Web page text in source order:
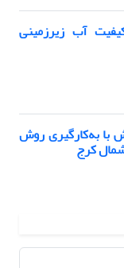
آب زیرزمینی
با به‌کارگیری روش
کرج